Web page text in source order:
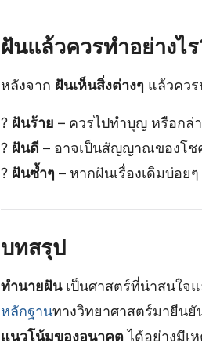
ฝันแล้วควรทำอย่างไ
หลังจาก ฝันเห็นสิ่งต่างๆ แล้วคว
? ฝันร้าย – ควรไปทำบุญ หรือกล่
? ฝันดี – อาจเป็นสัญญาณของโช
? ฝันซ้ำๆ – หากฝันเรื่องเดิมบ่อย
บทสรุป
ทำนายฝันเป็นศาสตร์ที่น่าสนใจ
หลักฐานทางวิทยาศาสตร์มายืน
แนวโน้มของอนาคตได้อย่างมีเ